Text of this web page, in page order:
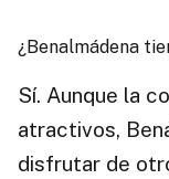
¿Benalmádena
Sí. Aunque la
atractivos,
disfrutar de